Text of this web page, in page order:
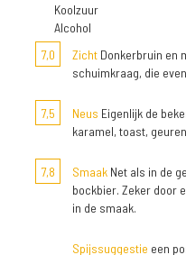
Koolzuur
Alcohol
7,0
Zicht Donkerbruin en
schuimkraag, die
7,5 Neus Eigenlijk de
karamel, toast,
7,8 Smaak Net als in de
bockbier. Zeker door
in de smaak.
Spijssuggestie een